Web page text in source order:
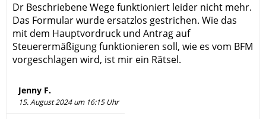
Dr Beschriebene Wege funktioniert leider nicht mehr.
Das Formular wurde ersatzlos gestrichen. Wie das
mit dem Hauptvordruck und Antrag auf
Steuerermäßigung funktionieren soll, wie es vom BFM
vorgeschlagen wird, ist mir ein Rätsel.
Jenny F.
15. August 2024 um 16:15 Uhr